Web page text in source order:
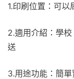
1.印刷位置：可以
2.適用介紹：學
送
3.用途功能：簡